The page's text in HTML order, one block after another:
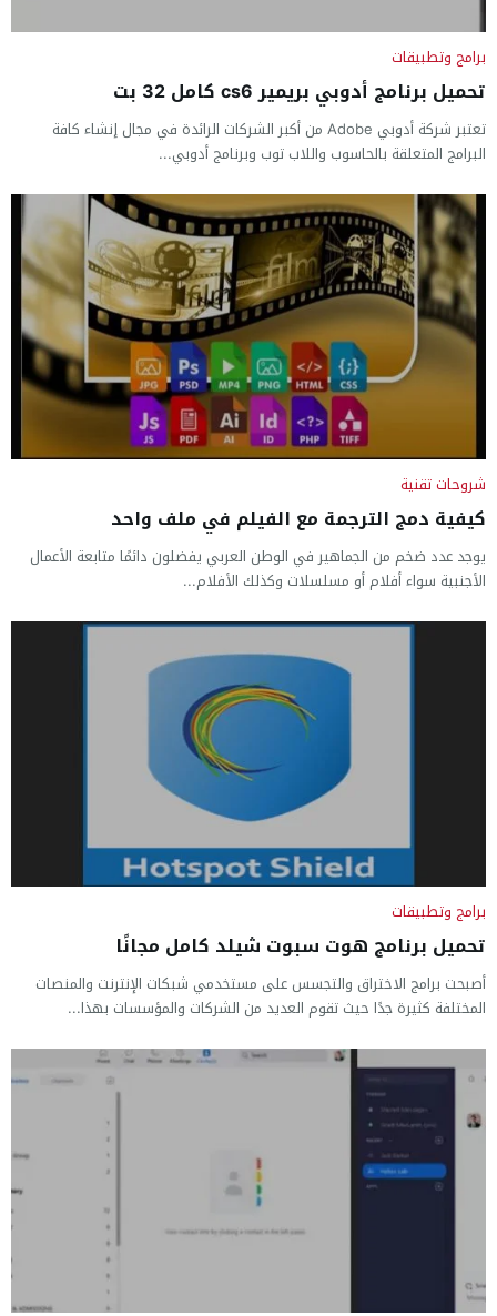
برامج وتطبيقات
تحميل برنامج أدوبي بريمير cs6 كامل 32 بت
تعتبر شركة أدوبي Adobe من أكبر الشركات الرائدة في مجال إنشاء كافة
البرامج المتعلقة بالحاسوب واللاب توب وبرنامج أدوبي...
شروحات تقنية
كيفية دمج الترجمة مع الفيلم في ملف واحد
يوجد عدد ضخم من الجماهير في الوطن العربي يفضلون دائمًا متابعة الأعمال
الأجنبية سواء أفلام أو مسلسلات وكذلك الأفلام...
برامج وتطبيقات
تحميل برنامج هوت سبوت شيلد كامل مجانًا
أصبحت برامج الاختراق والتجسس على مستخدمي شبكات الإنترنت والمنصات
المختلفة كثيرة جدًا حيث تقوم العديد من الشركات والمؤسسات بهذا...